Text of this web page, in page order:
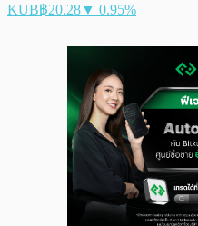
KUB฿20.28▼ 0.95%